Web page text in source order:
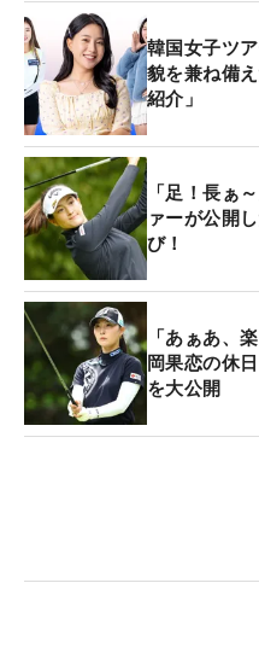
韓国女子ツ
貌を兼ね備
紹介」
「足！長ぁ
ァーが公開
び！
「あぁあ、
岡果恋の休
を大公開